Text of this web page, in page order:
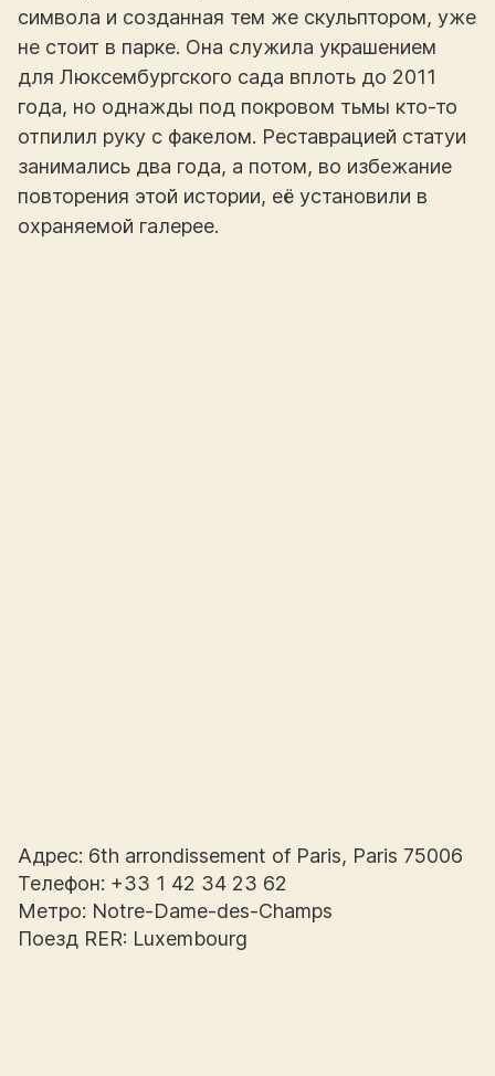
символа и созданная тем же скульптором, уже
не стоит в парке. Она служила украшением
для Люксембургского сада вплоть до 2011
года, но однажды под покровом тьмы кто-то
отпилил руку с факелом. Реставрацией статуи
занимались два года, а потом, во избежание
повторения этой истории, её установили в
охраняемой галерее.
Адрес: 6th arrondissement of Paris, Paris 75006
Телефон: +33 1 42 34 23 62
Метро: Notre-Dame-des-Champs
Поезд RER: Luxembourg